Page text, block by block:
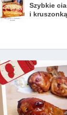
Szybkie
i kruszonką